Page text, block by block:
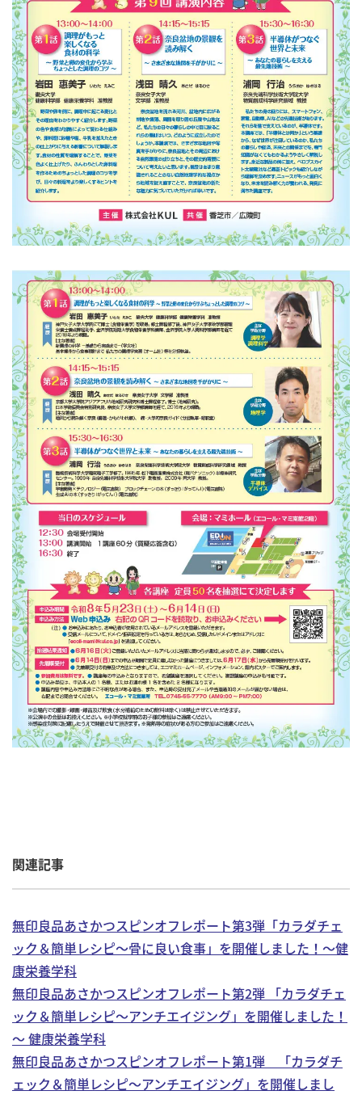
関連記事
無印良品あさかつスピンオフレポート第3弾「カラダチェ
ック＆簡単レシピ～骨に良い食事」を開催しました！～健
康栄養学科
無印良品あさかつスピンオフレポート第2弾 「カラダチェ
ック＆簡単レシピ～アンチエイジング」を開催しました！
～ 健康栄養学科
無印良品あさかつスピンオフレポート第1弾 「カラダチ
ェック＆簡単レシピ～アンチエイジング」を開催しまし